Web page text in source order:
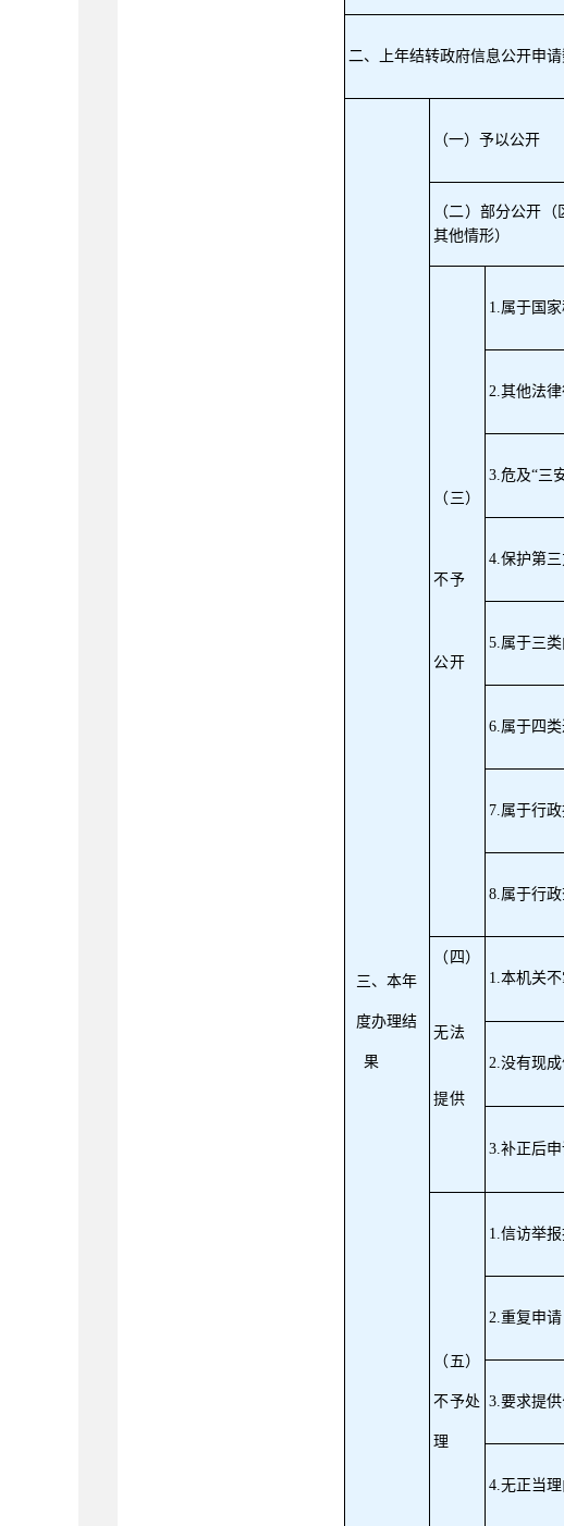
二、上年结转政府信息公开申
三、本年
度办理结
果
（一）予以公开
（二）部分公开
其他情形）
（三）
不予
公开
1.属于国
2.其他法
3.危及“三
4.保护第
5.属于三
6.属于四
7.属于行
8.属于行
（四）
无法
提供
1.本机关
2.没有现
3.补正后
（五）
不予处
理
1.信访举
2.重复申请
3.要求提
4.无正当